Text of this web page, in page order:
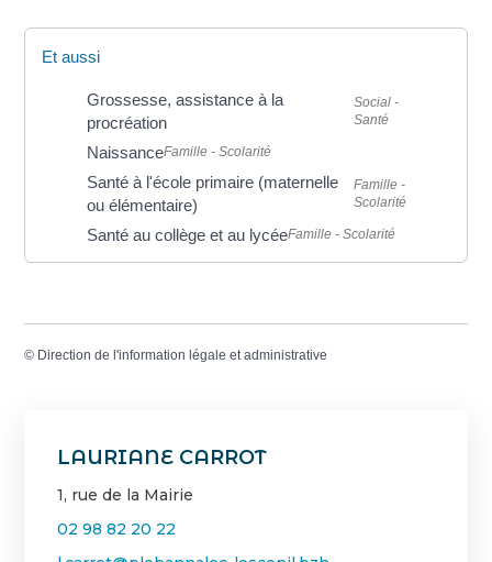
LAURIANE CARROT
1, rue de la Mairie
02 98 82 20 22
Et aussi
Grossesse, assistance à la
procréation
Social -
Santé
NaissanceFamille - Scolarité
Santé à l'école primaire (maternelle
ou élémentaire)
Famille -
Scolarité
Santé au collège et au lycéeFamille - Scolarité
© Direction de l'information légale et administrative